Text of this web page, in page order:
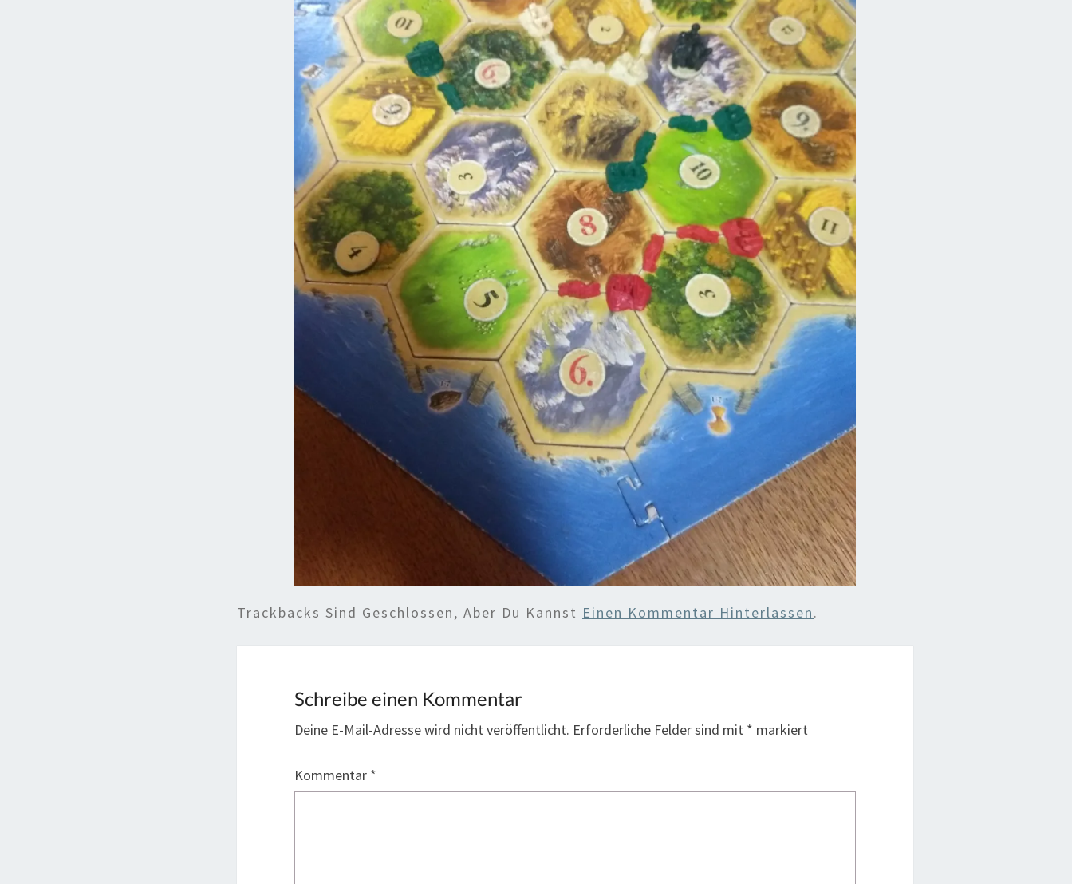
Trackbacks Sind Geschlossen, Aber Du Kannst Einen Kommentar Hinterlassen.
Schreibe einen Kommentar
Deine E-Mail-Adresse wird nicht veröffentlicht. Erforderliche Felder sind mit * markiert
Kommentar *